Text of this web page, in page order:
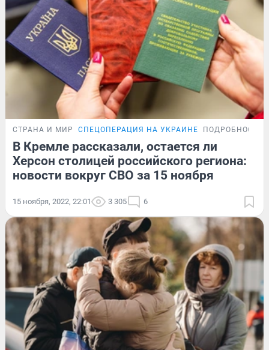
СТРАНА И МИР СПЕЦОПЕРАЦИЯ НА УКРАИНЕ ПОДРОБНОСТИ
В Кремле рассказали, остается ли
Херсон столицей российского региона:
новости вокруг СВО за 15 ноября
15 ноября, 2022, 22:01 3 305 6